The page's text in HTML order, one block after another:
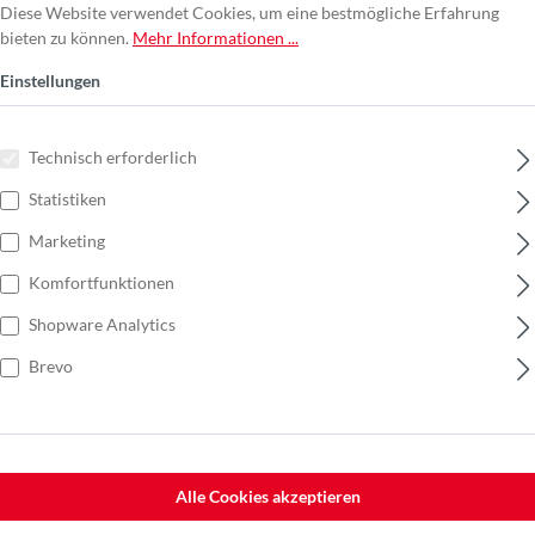
Diese Website verwendet Cookies, um eine bestmögliche Erfahrung
bieten zu können. Mehr Informationen ...
Einstellungen
Technisch erforderlich
Statistiken
Marketing
Komfortfunktionen
Shopware Analytics
Brevo
Alle Cookies akzeptieren